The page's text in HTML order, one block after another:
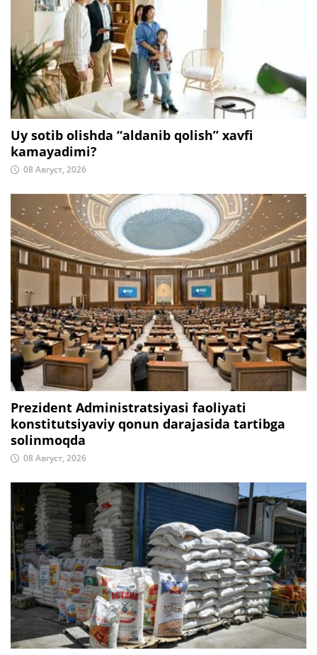
Uy sotib olishda “aldanib qolish” xavfi
kamayadimi?
08 Август, 2026
Prezident Administratsiyasi faoliyati
konstitutsiyaviy qonun darajasida tartibga
solinmoqda
08 Август, 2026